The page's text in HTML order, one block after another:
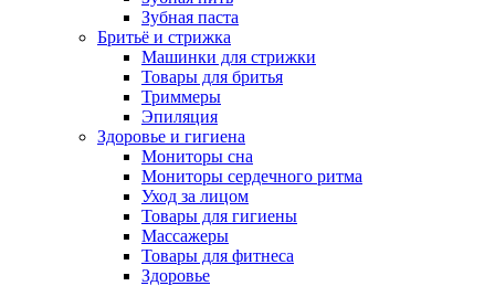
Зубная паста
Бритьё и стрижка
Машинки для стрижки
Товары для бритья
Триммеры
Эпиляция
Здоровье и гигиена
Мониторы сна
Мониторы сердечного ритма
Уход за лицом
Товары для гигиены
Массажеры
Товары для фитнеса
Здоровье